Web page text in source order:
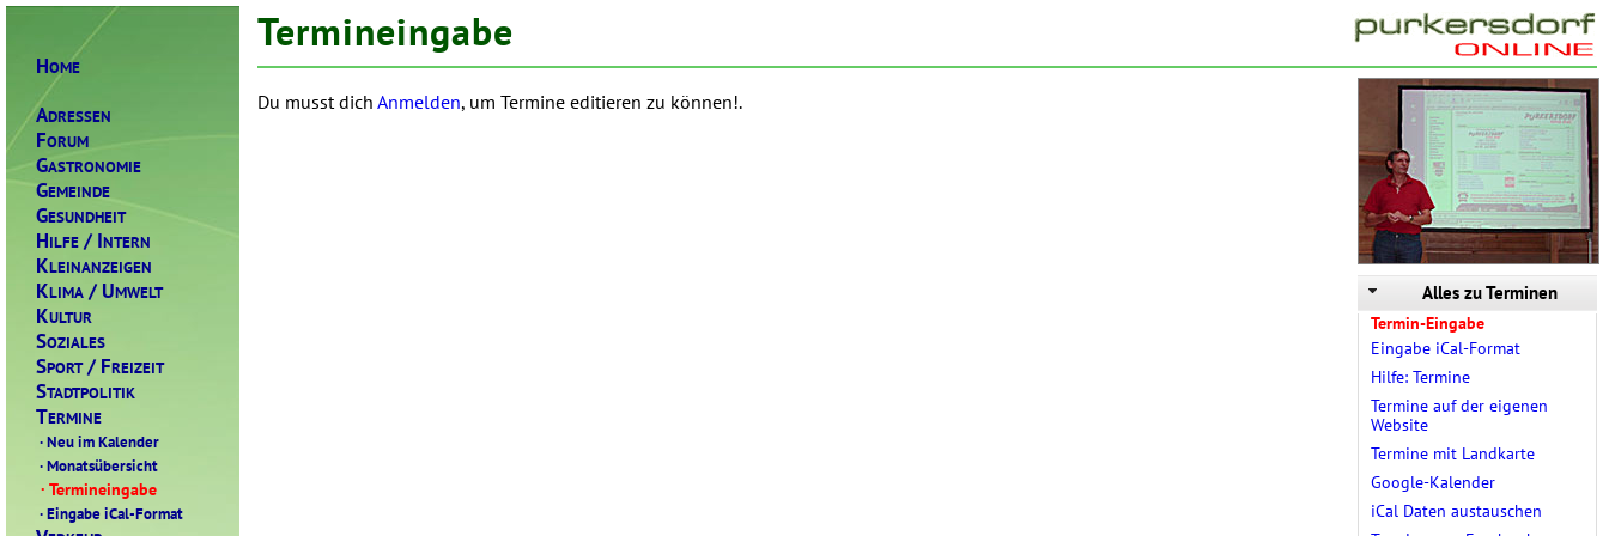
HOME
ADRESSEN
FORUM
GASTRONOMIE
GEMEINDE
GESUNDHEIT
HILFE / INTERN
KLEINANZEIGEN
KLIMA / UMWELT
KULTUR
SOZIALES
SPORT/ FREIZEIT
STADTPOLITIK
TERMINE
·Neu im Kalender
·Monatsübersicht
· Termineingabe
·Eingabe iCal-Format
Termineingabe
Alles zu Terminen
Termin-Eingabe
Eingabe iCal-Format
Hilfe: Termine
Termine auf der eigenen
Website
Termine mit Landkarte
Google-Kalender
iCal Daten austauschen
Du musst dich Anmelden, um Termine editieren zu können!.